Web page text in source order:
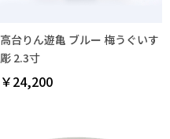
高台りん遊亀 ブルー 梅うぐいす
彫 2.3寸
￥24,200